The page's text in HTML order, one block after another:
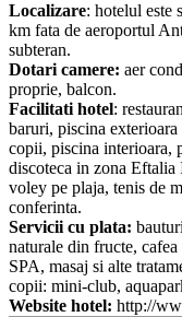
Localizare: hotelul este
km fata de aeroportul
subteran.
Dotari camere: aer
proprie, balcon.
Facilitati hotel:
baruri, piscina
copii, piscina interioara,
discoteca in zona Eftalia
voley pe plaja, tenis de
conferinta.
Servicii cu plata:
naturale din fructe, cafea
SPA, masaj si alte
copii: mini-club,
Website hotel: http://